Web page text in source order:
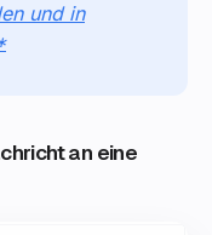
und in
an eine